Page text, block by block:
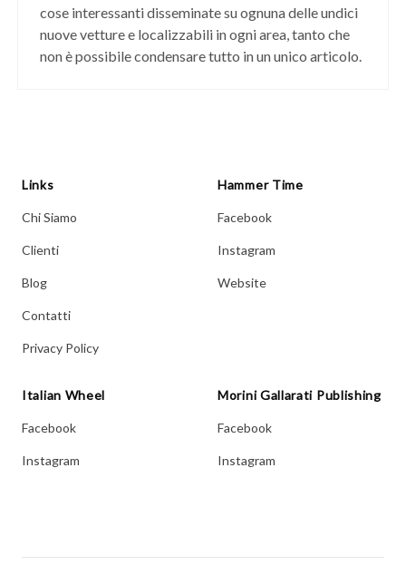
cose interessanti disseminate su ognuna delle undici
nuove vetture e localizzabili in ogni area, tanto che
non è possibile condensare tutto in un unico articolo.
Links
Chi Siamo
Clienti
Blog
Contatti
Privacy Policy
Hammer Time
Facebook
Instagram
Website
Italian Wheel
Facebook
Instagram
Morini Gallarati Publishing
Facebook
Instagram